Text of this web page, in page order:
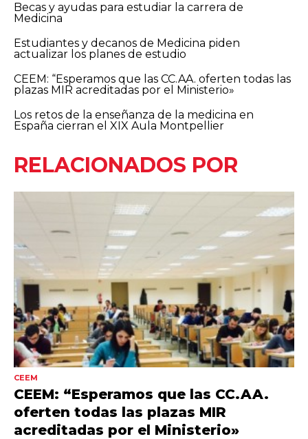
Becas y ayudas para estudiar la carrera de
Medicina
Estudiantes y decanos de Medicina piden
actualizar los planes de estudio
CEEM: “Esperamos que las CC.AA. oferten todas las
plazas MIR acreditadas por el Ministerio»
Los retos de la enseñanza de la medicina en
España cierran el XIX Aula Montpellier
RELACIONADOS POR
CEEM
CEEM: “Esperamos que las CC.AA.
oferten todas las plazas MIR
acreditadas por el Ministerio»